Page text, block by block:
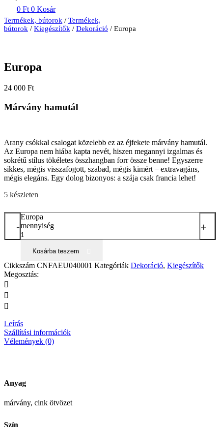
0 Ft 0 Kosár
Termékek, bútorok / Termékek,
bútorok / Kiegészítők / Dekoráció / Europa
Europa
24 000 Ft
Márvány hamutál
Arany csókkal csalogat közelebb ez az éjfekete márvány hamutál.
Az Europa nem hiába kapta nevét, hiszen megannyi izgalmas és
sokrétű stílus tökéletes összhangban forr össze benne! Egyszerre
sikkes, mégis visszafogott, szabad, mégis kimért – extravagáns,
mégis elegáns. Egy dolog bizonyos: a szája csak francia lehet!
5 készleten
-
Europa
mennyiség
+
Kosárba teszem
Cikkszám CNFAEU040001 Kategóriák Dekoráció, Kiegészítők
Megosztás:
Leírás
Szállítási információk
Vélemények (0)
Anyag
márvány, cink ötvözet
Szín